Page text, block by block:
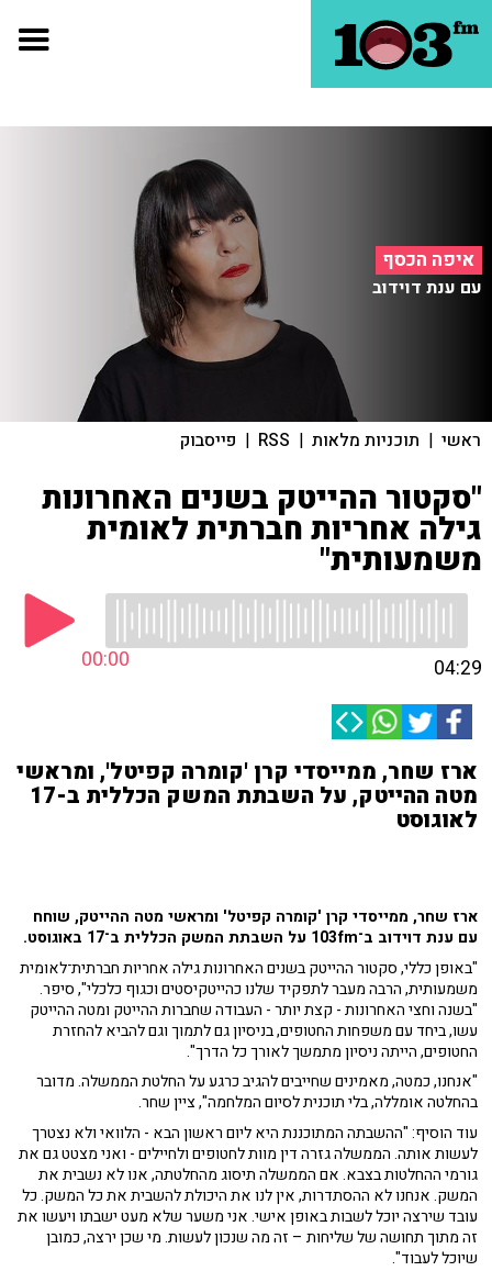
איפה הכסף
עם ענת דוידוב
ראשי | תוכניות מלאות |
RSS
| פייסבוק
"סקטור ההייטק בשנים האחרונות
גילה אחריות חברתית לאומית
משמעותית"
00:00 04:29
ארז שחר, ממייסדי קרן 'קומרה קפיטל', ומראשי
מטה ההייטק, על השבתת המשק הכללית ב-17
לאוגוסט
ארז שחר, ממייסדי קרן 'קומרה קפיטל' ומראשי מטה ההייטק, שוחח
עם ענת דוידוב ב־103fm על השבתת המשק הכללית ב־17 באוגוסט.
"באופן כללי, סקטור ההייטק בשנים האחרונות גילה אחריות חברתית־לאומית
משמעותית, הרבה מעבר לתפקיד שלנו כהייטקיסטים וכגוף כלכלי", סיפר.
"בשנה וחצי האחרונות - קצת יותר - העבודה שחברות ההייטק ומטה ההייטק
עשו, ביחד עם משפחות החטופים, בניסיון גם לתמוך וגם להביא להחזרת
החטופים, הייתה ניסיון מתמשך לאורך כל הדרך".
"אנחנו, כמטה, מאמינים שחייבים להגיב כרגע על החלטת הממשלה. מדובר
בהחלטה אומללה, בלי תוכנית לסיום המלחמה", ציין שחר.
עוד הוסיף: "ההשבתה המתוכננת היא ליום ראשון הבא - הלוואי ולא נצטרך
לעשות אותה. הממשלה גזרה דין מוות לחטופים ולחיילים - ואני מצטט גם את
גורמי ההחלטות בצבא. אם הממשלה תיסוג מהחלטתה, אנו לא נשבית את
המשק. אנחנו לא ההסתדרות, אין לנו את היכולת להשבית את כל המשק. כל
עובד שירצה יוכל לשבות באופן אישי. אני משער שלא מעט ישבתו ויעשו את
זה מתוך תחושה של שליחות – זה מה שנכון לעשות. מי שכן ירצה, כמובן
שיוכל לעבוד".